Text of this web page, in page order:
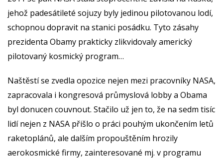
jehož padesátileté sojuzy byly jedinou pilotovanou lodí,
schopnou dopravit na stanici posádku. Tyto zásahy
prezidenta Obamy prakticky zlikvidovaly americký
pilotovaný kosmický program…
Naštěstí se zvedla opozice nejen mezi pracovníky NASA,
zapracovala i kongresová průmyslová lobby a Obama
byl donucen couvnout. Stačilo už jen to, že na sedm tisíc
lidí nejen z NASA přišlo o práci pouhým ukončením letů
raketoplánů, ale dalším propouštěním hrozily
aerokosmické firmy, zainteresované mj. v programu